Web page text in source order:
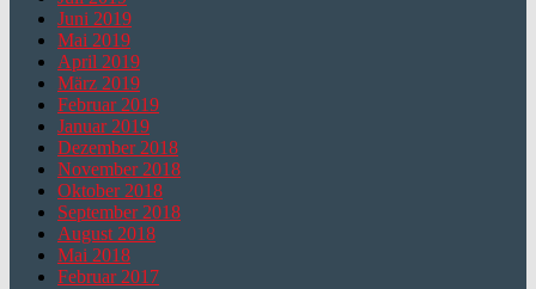
Juni 2019
Mai 2019
April 2019
März 2019
Februar 2019
Januar 2019
Dezember 2018
November 2018
Oktober 2018
September 2018
August 2018
Mai 2018
Februar 2017